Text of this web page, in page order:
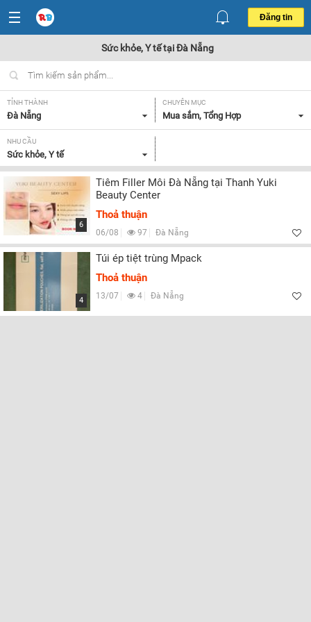
Đăng tin
Sức khỏe, Y tế tại Đà Nẵng
TỈNH THÀNH
Đà Nẵng
CHUYÊN MỤC
Mua sắm, Tổng Hợp
NHU CẦU
Sức khỏe, Y tế
6
Tiêm Filler Môi Đà Nẵng tại Thanh Yuki
Beauty Center
Thoả thuận
06/08 97 Đà Nẵng
4
Túi ép tiệt trùng Mpack
Thoả thuận
13/07 4 Đà Nẵng